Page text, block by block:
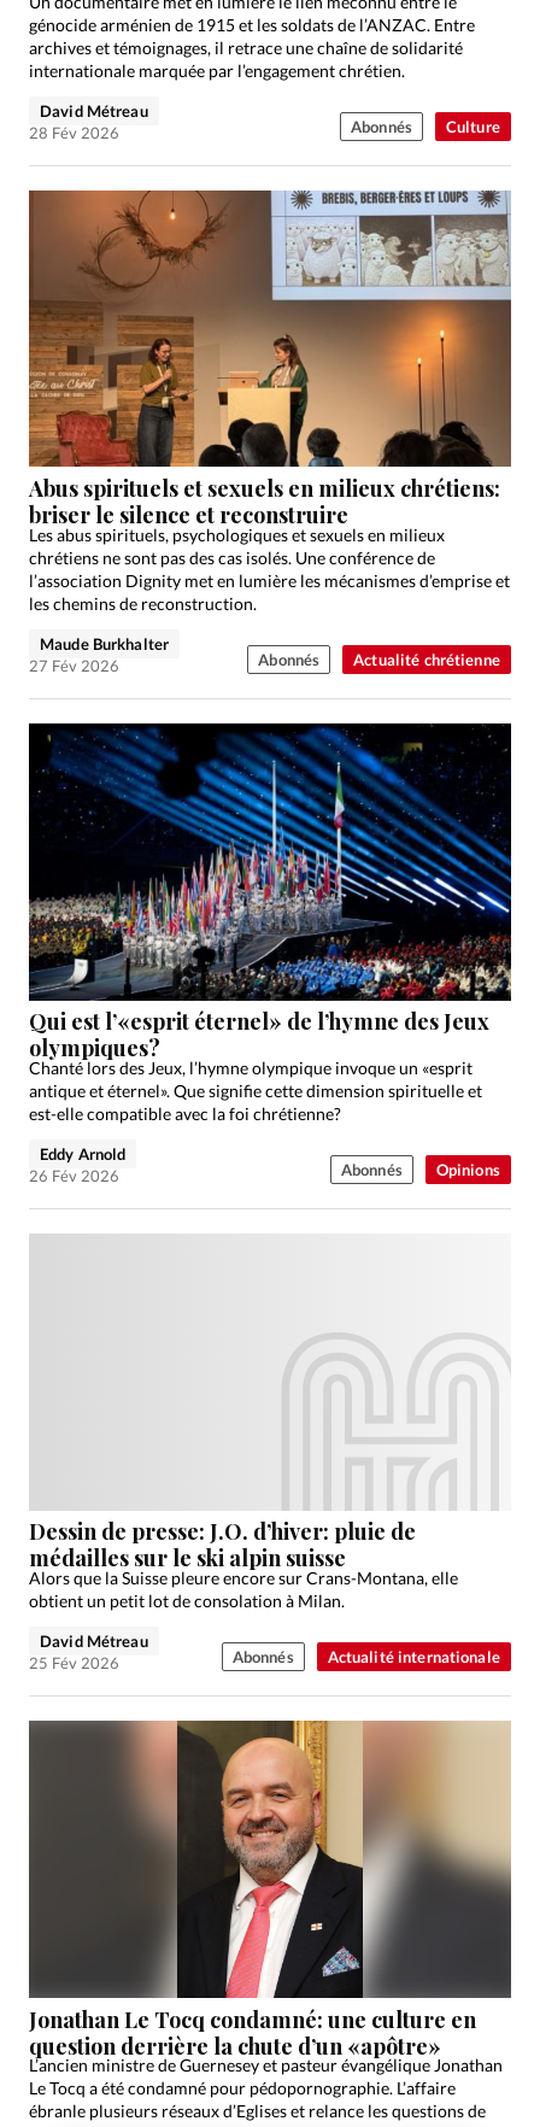
Culture
génocide arménien de 1915 et les soldats de l’ANZAC. Entre
archives et témoignages, il retrace une chaîne de solidarité
internationale marquée par l’engagement chrétien.
David Métreau
28 Fév 2026
Abonnés
Actualité chrétienne
Abus spirituels et sexuels en milieux chrétiens:
briser le silence et reconstruire
Les abus spirituels, psychologiques et sexuels en milieux
chrétiens ne sont pas des cas isolés. Une conférence de
l’association Dignity met en lumière les mécanismes d’emprise et
les chemins de reconstruction.
Maude Burkhalter
27 Fév 2026
Abonnés
Opinions
Qui est l’«esprit éternel» de l’hymne des Jeux
olympiques?
Chanté lors des Jeux, l’hymne olympique invoque un «esprit
antique et éternel». Que signifie cette dimension spirituelle et
est-elle compatible avec la foi chrétienne?
Eddy Arnold
26 Fév 2026
Abonnés
Actualité internationale
Dessin de presse: J.O. d’hiver: pluie de
médailles sur le ski alpin suisse
Alors que la Suisse pleure encore sur Crans-Montana, elle
obtient un petit lot de consolation à Milan.
David Métreau
25 Fév 2026
Abonnés
Jonathan Le Tocq condamné: une culture en
question derrière la chute d’un «apôtre»
L’ancien ministre de Guernesey et pasteur évangélique Jonathan
Le Tocq a été condamné pour pédopornographie. L’affaire
ébranle plusieurs réseaux d’Eglises et relance les questions de